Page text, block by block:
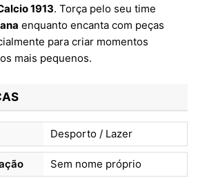
1913. Torça pelo seu time
enquanto encanta com peças
para criar momentos
mais pequenos.
Desporto / Lazer
Sem nome próprio